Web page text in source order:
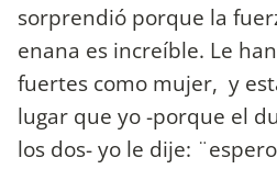
sorprendió porque la
enana es increíble. Le
fuertes como mujer, y
lugar que yo -porque el
los dos- yo le dije: